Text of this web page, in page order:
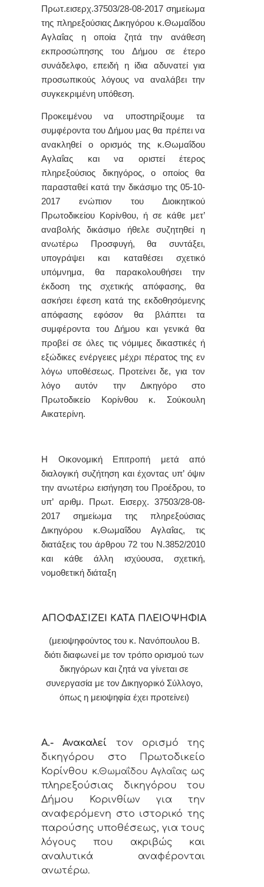
Πρωτ.εισερχ.37503/28-08-2017 σημείωμα
της πληρεξούσιας Δικηγόρου κ.Θωμαΐδου
Αγλαΐας η οποία ζητά την ανάθεση
εκπροσώπησης του Δήμου σε έτερο
συνάδελφο, επειδή η ίδια αδυνατεί για
προσωπικούς λόγους να αναλάβει την
συγκεκριμένη υπόθεση.
Προκειμένου να υποστηρίξουμε τα
συμφέροντα του Δήμου μας θα πρέπει να
ανακληθεί ο ορισμός της κ.Θωμαΐδου
Αγλαΐας και να οριστεί έτερος
πληρεξούσιος δικηγόρος, ο οποίος θα
παρασταθεί κατά την δικάσιμο της 05-10-
2017 ενώπιον του Διοικητικού
Πρωτοδικείου Κορίνθου, ή σε κάθε μετ’
αναβολής δικάσιμο ήθελε συζητηθεί η
ανωτέρω Προσφυγή, θα συντάξει,
υπογράψει και καταθέσει σχετικό
υπόμνημα, θα παρακολουθήσει την
έκδοση της σχετικής απόφασης, θα
ασκήσει έφεση κατά της εκδοθησόμενης
απόφασης εφόσον θα βλάπτει τα
συμφέροντα του Δήμου και γενικά θα
προβεί σε όλες τις νόμιμες δικαστικές ή
εξώδικες ενέργειες μέχρι πέρατος της εν
λόγω υποθέσεως. Προτείνει δε, για τον
λόγο αυτόν την Δικηγόρο στο
Πρωτοδικείο Κορίνθου
κ. Σούκουλη
Αικατερίνη.
Η Οικονομική Επιτροπή μετά από
διαλογική συζήτηση και έχοντας υπ’ όψιν
την ανωτέρω εισήγηση του Προέδρου, το
υπ’ αριθμ. Πρωτ. Εισερχ. 37503/28-08-
2017 σημείωμα της πληρεξούσιας
Δικηγόρου κ.Θωμαΐδου Αγλαΐας, τις
διατάξεις του άρθρου 72 του Ν.3852/2010
και κάθε άλλη ισχύουσα, σχετική,
νομοθετική διάταξη
ΑΠΟΦΑΣΙΖΕΙ ΚΑΤΑ ΠΛΕΙΟΨΗΦΙΑ
(μειοψηφούντος του κ. Νανόπουλου Β.
διότι διαφωνεί με τον τρόπο ορισμού των
δικηγόρων και ζητά να γίνεται σε
συνεργασία με τον Δικηγορικό Σύλλογο,
όπως η μειοψηφία έχει προτείνει)
Α.- Ανακαλεί τον ορισμό της
δικηγόρου στο Πρωτοδικείο
Κορίνθου κ.Θωμαΐδου Αγλαΐας ως
πληρεξούσιας δικηγόρου του
Δήμου Κορινθίων για την
αναφερόμενη στο ιστορικό της
παρούσης υποθέσεως, για τους
λόγους που ακριβώς και
αναλυτικά αναφέρονται
ανωτέρω.